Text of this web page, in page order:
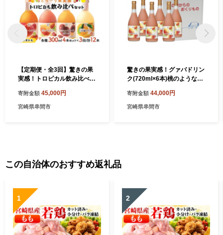
【定期便・全3回】驚きの果
実感！トロピカル飲み比べセ
(各300ml、マンゴー、グァ
バ、パッションフルーツ、日
寄附金額 45,000円
宮崎県串間市
驚きの果実感！グァバドリン
ク(720ml×6本)桃のようなま
バ ドリンク フルーツドリン
ク 果汁入り飲料 トロピカル
寄附金額 44,000円
宮崎県串間市
この自治体のおすすめ返礼品
1 2